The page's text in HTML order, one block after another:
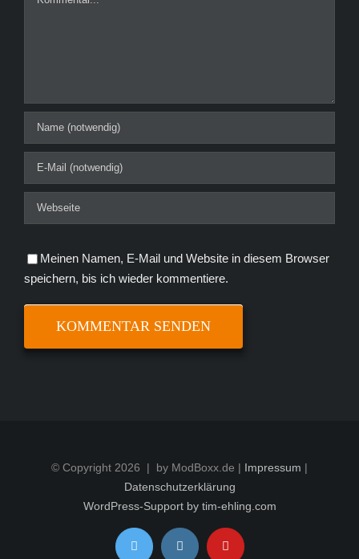
Meinen Namen, E-Mail und Website in diesem Browser
speichern, bis ich wieder kommentiere.
© Copyright 2026 | by ModBoxx.de | Impressum |
Datenschutzerklärung
WordPress-Support by tim-ehling.com
Twitter InstagramYouTube